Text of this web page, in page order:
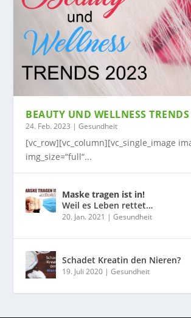
BEAUTY UND WELLNESS
24. Feb. 2023 |Gesundheit
[vc_row][vc_column][vc_single_image
img_size=“full“...
Maske tragen ist in!
Weil es Leben rettet…
20. Jan. 2021 |Gesundheit
Schadet Kreatin den Nieren?
19. Juli 2020 |Gesundheit